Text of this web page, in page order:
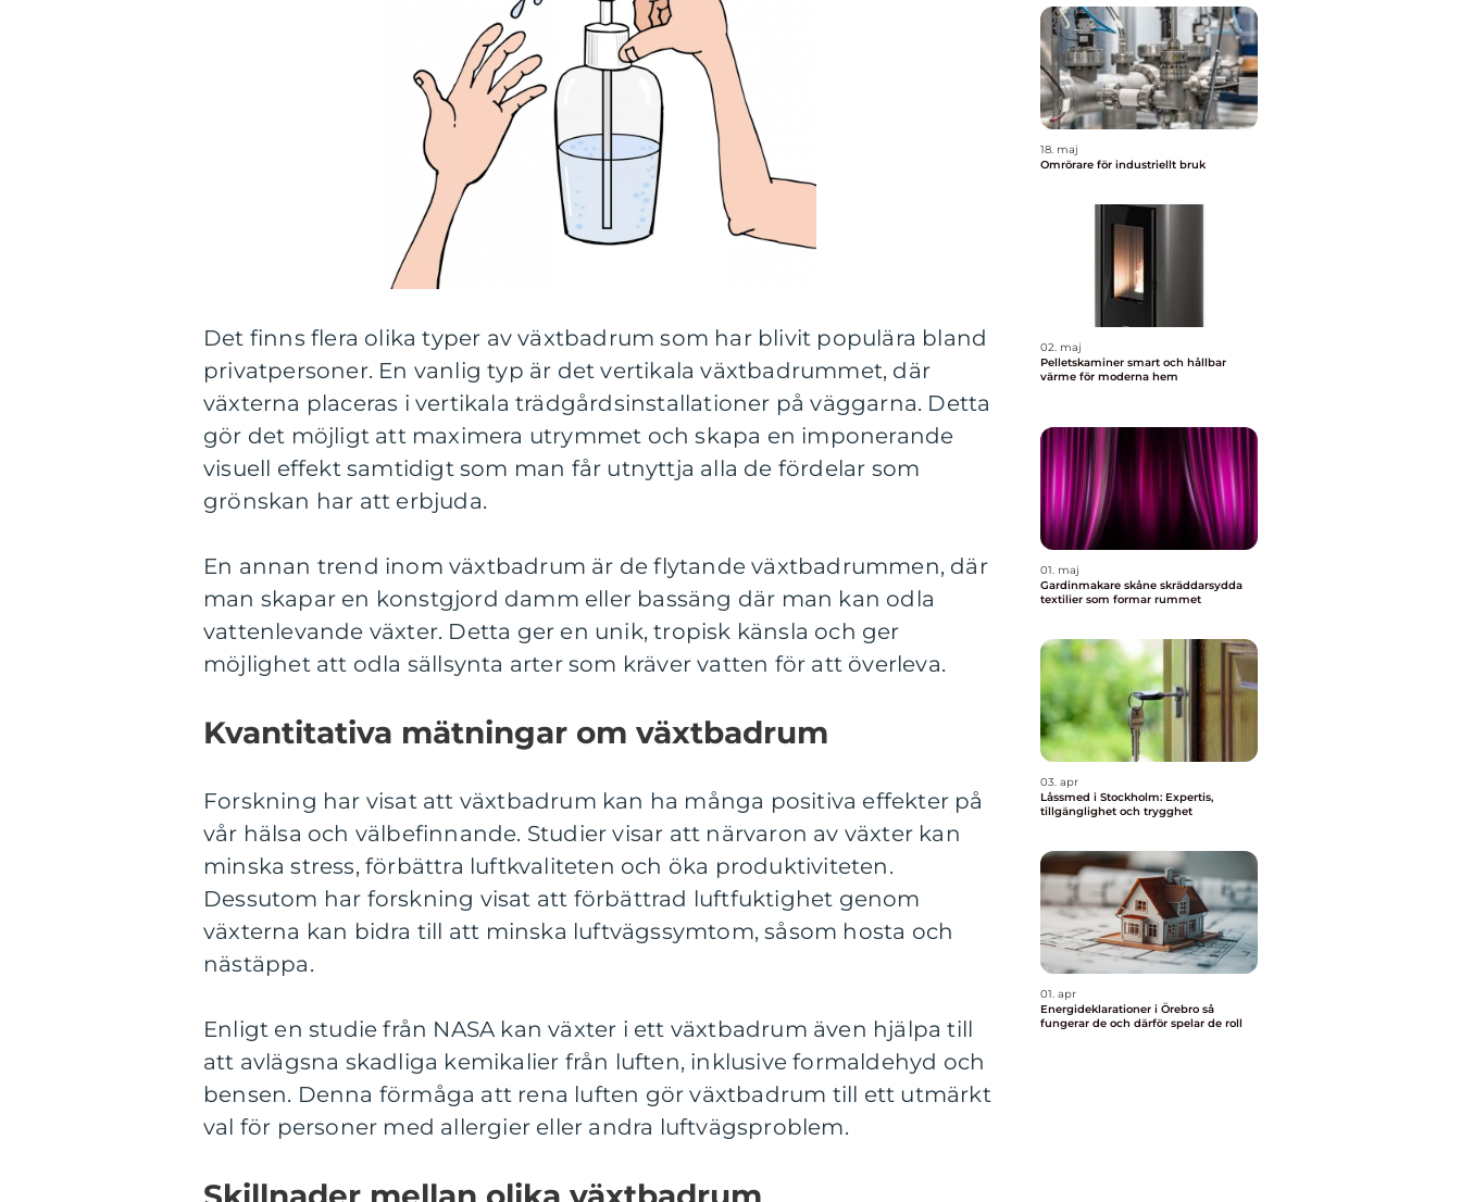
Det finns flera olika typer av växtbadrum som har blivit populära bland
privatpersoner. En vanlig typ är det vertikala växtbadrummet, där
växterna placeras i vertikala trädgårdsinstallationer på väggarna. Detta
gör det möjligt att maximera utrymmet och skapa en imponerande
visuell effekt samtidigt som man får utnyttja alla de fördelar som
grönskan har att erbjuda.
En annan trend inom växtbadrum är de flytande växtbadrummen, där
man skapar en konstgjord damm eller bassäng där man kan odla
vattenlevande växter. Detta ger en unik, tropisk känsla och ger
möjlighet att odla sällsynta arter som kräver vatten för att överleva.
Kvantitativa mätningar om växtbadrum
Forskning har visat att växtbadrum kan ha många positiva effekter på
vår hälsa och välbefinnande. Studier visar att närvaron av växter kan
minska stress, förbättra luftkvaliteten och öka produktiviteten.
Dessutom har forskning visat att förbättrad luftfuktighet genom
växterna kan bidra till att minska luftvägssymtom, såsom hosta och
nästäppa.
Enligt en studie från NASA kan växter i ett växtbadrum även hjälpa till
att avlägsna skadliga kemikalier från luften, inklusive formaldehyd och
bensen. Denna förmåga att rena luften gör växtbadrum till ett utmärkt
val för personer med allergier eller andra luftvägsproblem.
18. maj
Omrörare för industriellt bruk
02. maj
Pelletskaminer smart och hållbar
värme för moderna hem
01. maj
Gardinmakare skåne skräddarsydda
textilier som formar rummet
03. apr
Låssmed i Stockholm: Expertis,
tillgänglighet och trygghet
01. apr
Energideklarationer i Örebro så
fungerar de och därför spelar de roll